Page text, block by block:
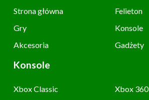
Strona główna
Felieton
Gry
Konsole
Akcesoria
Gadżety
Konsole
Xbox Classic
Xbox 360